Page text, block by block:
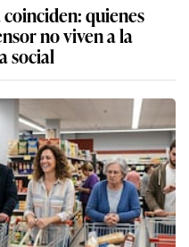
quienes
no viven a la
social